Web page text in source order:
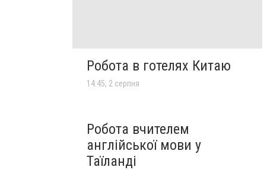
Робота в готелях Китаю
14:45, 2 серпня
Робота вчителем
англійської мови у
Таїланді